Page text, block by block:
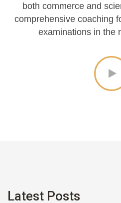
both commerce and
comprehensive coaching
examinations in the
Latest Posts